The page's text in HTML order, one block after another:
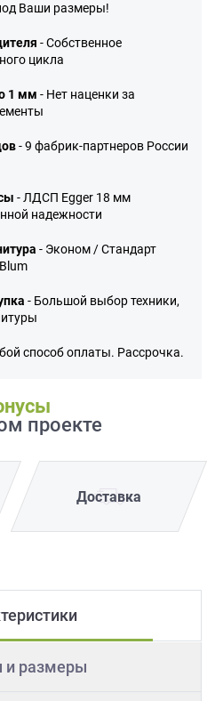
Ваши размеры!
- Собственное
цикла
1 мм - Нет наценки за
- 9 фабрик-партнеров России
- ЛДСП Egger 18 мм
надежности
- Эконом / Стандарт
- Большой выбор техники,
способ оплаты. Рассрочка.
проекте
Доставка
и размеры